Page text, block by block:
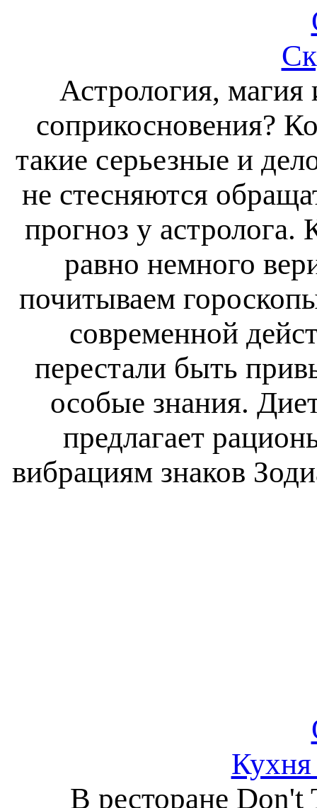
Астрология,
соприкосновения?
такие серьезные и
не стесняются
прогноз у
равно немного
почитываем
современной
перестали быть
особые знания.
предлагает
вибрациям знаков
В ресторане